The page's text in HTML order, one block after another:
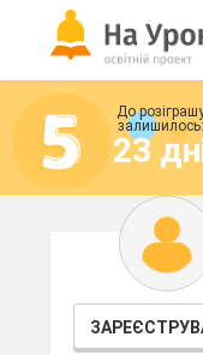
До
залишилось:
23